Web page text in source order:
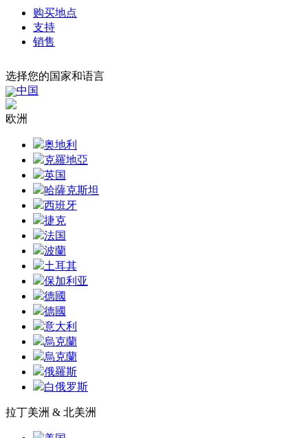
购买地点
支持
销售
选择您的国家和语言
中国
欧洲
奥地利
克羅地亞
英国
哈薩克斯坦
西班牙
捷克
法国
波蘭
土耳其
保加利亚
德國
德國
意大利
烏克蘭
烏克蘭
俄羅斯
白俄罗斯
拉丁美洲 & 北美洲